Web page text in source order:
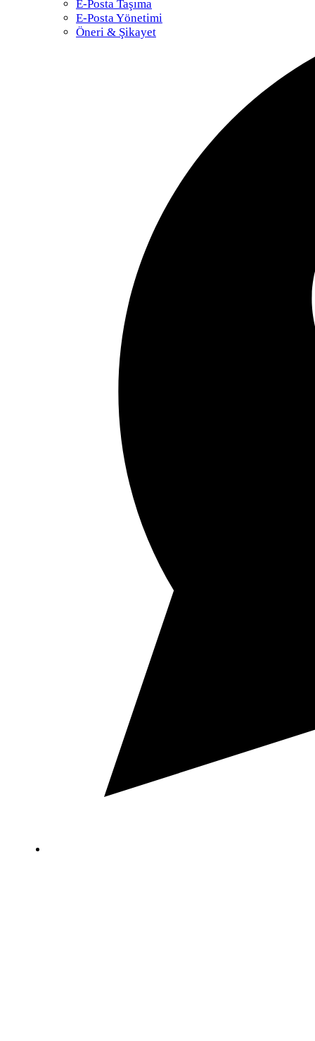
E-Posta Taşıma
E-Posta Yönetimi
Öneri & Şikayet